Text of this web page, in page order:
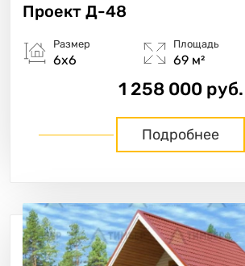
Проект Д-48
Размер
6х6
Площадь
69 м²
1 258 000 руб.
Подробнее